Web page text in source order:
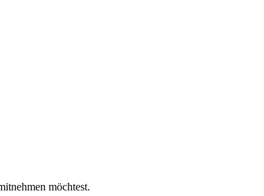
möchtest.